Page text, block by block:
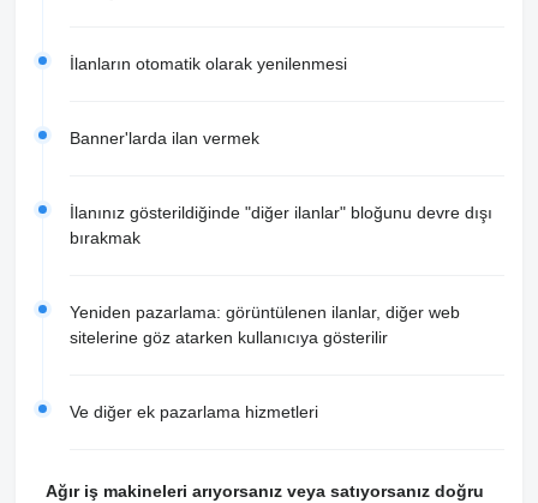
İlanların otomatik olarak yenilenmesi
Banner'larda ilan vermek
İlanınız gösterildiğinde "diğer ilanlar" bloğunu devre dışı
bırakmak
Yeniden pazarlama: görüntülenen ilanlar, diğer web
sitelerine göz atarken kullanıcıya gösterilir
Ve diğer ek pazarlama hizmetleri
Ağır iş makineleri arıyorsanız veya satıyorsanız doğru